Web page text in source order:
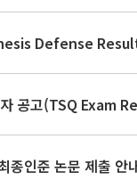
Defense
공고(TSQ Exam
종인준 논문 제출 안